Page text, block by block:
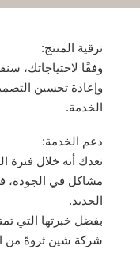
ترقية المنتج:
وفقًا لاحتياجاتك،
وإعادة تحسين
الخدمة.
دعم الخدمة:
نعدك أنه خلال فترة
مشاكل في الجودة،
الجديد.
شركة شين ثروةً من